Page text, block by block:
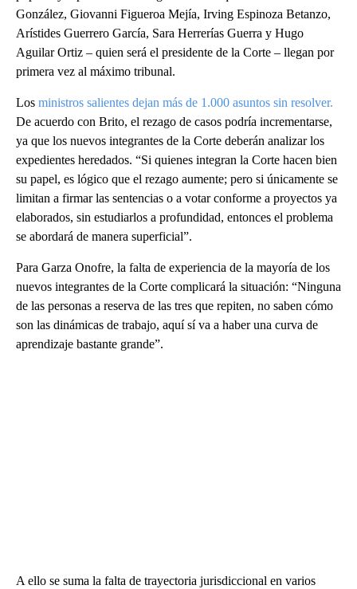
González, Giovanni Figueroa Mejía, Irving Espinoza Betanzo,
Arístides Guerrero García, Sara Herrerías Guerra y Hugo
Aguilar Ortiz – quien será el presidente de la Corte – llegan por
primera vez al máximo tribunal.
Los ministros salientes dejan más de 1.000 asuntos sin resolver.
De acuerdo con Brito, el rezago de casos podría incrementarse,
ya que los nuevos integrantes de la Corte deberán analizar los
expedientes heredados. “Si quienes integran la Corte hacen bien
su papel, es lógico que el rezago aumente; pero si únicamente se
limitan a firmar las sentencias o a votar conforme a proyectos ya
elaborados, sin estudiarlos a profundidad, entonces el problema
se abordará de manera superficial”.
Para Garza Onofre, la falta de experiencia de la mayoría de los
nuevos integrantes de la Corte complicará la situación: “Ninguna
de las personas a reserva de las tres que repiten, no saben cómo
son las dinámicas de trabajo, aquí sí va a haber una curva de
aprendizaje bastante grande”.
A ello se suma la falta de trayectoria jurisdiccional en varios